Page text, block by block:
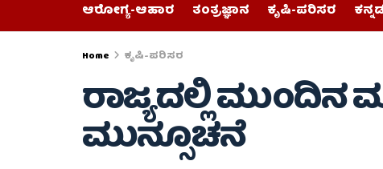
ಆರೋಗ್ಯ-ಆಹಾರ
ತಂತ್ರಜ್ಞಾನ ಕೃಷಿ-ಪರಿಸರ
Home ಕೃಷಿ-ಪರಿಸರ
ರಾಜ್ಯದಲ್ಲಿ
ಮುನ್ಸೂಚನೆ